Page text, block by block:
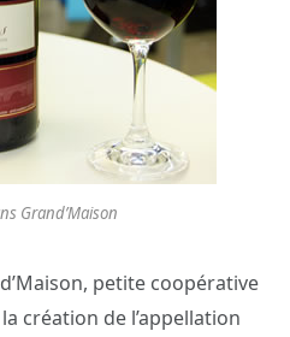
Grand’Maison
petite coopérative
création de l’appellation